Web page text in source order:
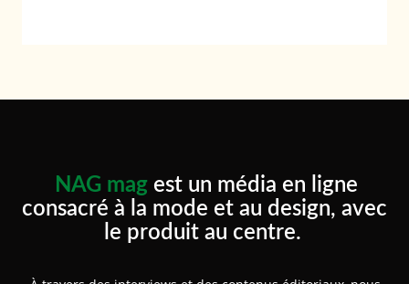
NAG mag est un média en ligne
consacré à la mode et au design, avec
le produit au centre.